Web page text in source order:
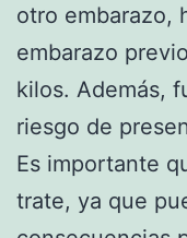
otro embarazo,
embarazo
kilos. Además,
riesgo de
Es importante
trate, ya que